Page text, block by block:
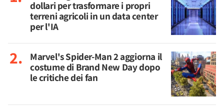
dollari per trasformare i propri
terreni agricoli in un data center
per l'IA
Marvel's Spider-Man 2 aggiorna il
costume di Brand New Day dopo
le critiche dei fan